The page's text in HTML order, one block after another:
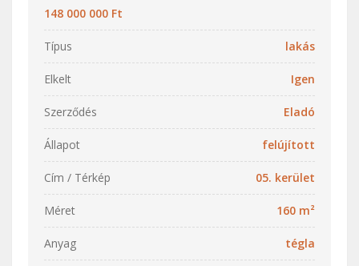
148 000 000 Ft
Típus lakás
Elkelt Igen
Szerződés Eladó
Állapot felújított
Cím / Térkép 05. kerület
Méret 160 m²
Anyag tégla